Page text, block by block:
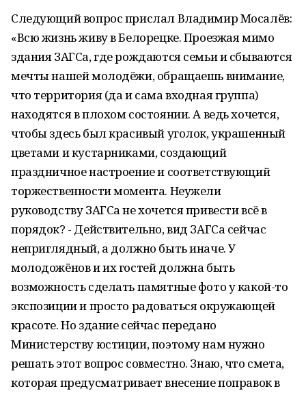
Следующий вопрос прислал Владимир Мосалёв:
«Всю жизнь живу в Белорецке. Проезжая мимо
здания ЗАГСа, где рождаются семьи и сбываются
мечты нашей молодёжи, обращаешь внимание,
что территория (да и сама входная группа)
находятся в плохом состоянии. А ведь хочется,
чтобы здесь был красивый уголок, украшенный
цветами и кустарниками, создающий
праздничное настроение и соответствующий
торжественности момента. Неужели
руководству ЗАГСа не хочется привести всё в
порядок? - Действительно, вид ЗАГСа сейчас
неприглядный, а должно быть иначе. У
молодожёнов и их гостей должна быть
возможность сделать памятные фото у какой-то
экспозиции и просто радоваться окружающей
красоте. Но здание сейчас передано
Министерству юстиции, поэтому нам нужно
решать этот вопрос совместно. Знаю, что смета,
которая предусматривает внесение поправок в